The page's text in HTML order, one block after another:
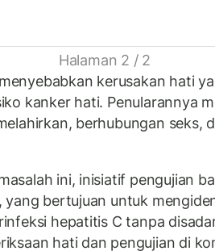
Halaman 2 / 2
kerusakan hati
kanker hati. Penularannya
berhubungan seks,
ini, inisiatif pengujian
yang bertujuan untuk
hepatitis C tanpa
hati dan pengujian di